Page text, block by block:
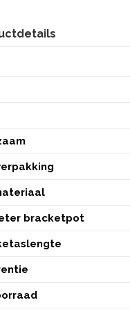
bracketpot